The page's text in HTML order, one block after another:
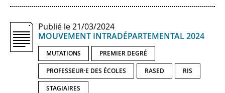
Publié le 21/03/2024
MOUVEMENT INTRADÉPARTEMENTAL 2024
MUTATIONS PREMIER DEGRÉ
PROFESSEUR·E DES ÉCOLES RASED RIS
STAGIAIRES